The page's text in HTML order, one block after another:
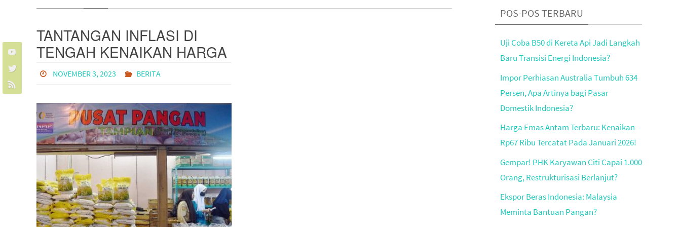
TANTANGAN INFLASI DI
TENGAH KENAIKAN HARGA
PANGAN: STRATEGI BI
STABILITAS EKONOMI
NOVEMBER 3, 2023 BERITA
POS-POS TERBARU
Uji Coba B50 di Kereta Api Jadi Langkah
Baru Transisi Energi Indonesia?
Impor Perhiasan Australia Tumbuh 634
Persen, Apa Artinya bagi Pasar
Domestik Indonesia?
Harga Emas Antam Terbaru: Kenaikan
Rp67 Ribu Tercatat Pada Januari 2026!
Gempar! PHK Karyawan Citi Capai 1.000
Orang, Restrukturisasi Berlanjut?
Ekspor Beras Indonesia: Malaysia
Meminta Bantuan Pangan?